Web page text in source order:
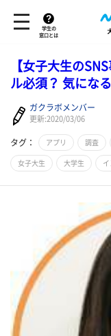
学生の
窓口とは
【女子大生の
ル必須？ 気にな
ガクラボメンバー
更新:2020/03/06
タグ： アプリ 調査
女子大生 大学生 イ